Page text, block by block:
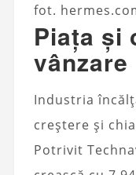
fot.
Piața și
vânzare
Industria
creștere și
Potrivit